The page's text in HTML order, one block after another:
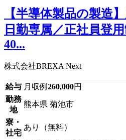
【半導体製品の製造
日勤専属／正社員登
40...
株式会社BREXA Next
給与 月収例 260,000円
勤務
地
熊本県 菊池市
寮・
社宅
あり（無料）